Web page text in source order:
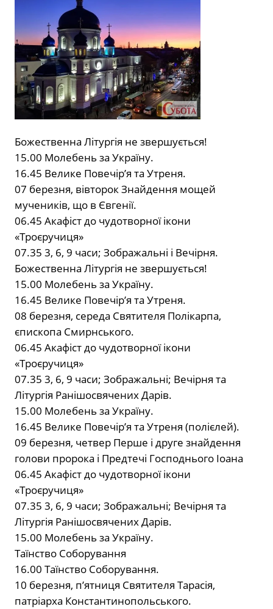
Божественна Літургія не звершується!
15.00 Молебень за Україну.
16.45 Велике Повечір’я та Утреня.
07 березня, вівторок Знайдення мощей
мучеників, що в Євгенії.
06.45 Акафіст до чудотворної ікони
«Троєручиця»
07.35 3, 6, 9 часи; Зображальні і Вечірня.
Божественна Літургія не звершується!
15.00 Молебень за Україну.
16.45 Велике Повечір’я та Утреня.
08 березня, середа Святителя Полікарпа,
єпископа Смирнського.
06.45 Акафіст до чудотворної ікони
«Троєручиця»
07.35 3, 6, 9 часи; Зображальні; Вечірня та
Літургія Ранішосвячених Дарів.
15.00 Молебень за Україну.
16.45 Велике Повечір’я та Утреня (полієлей).
09 березня, четвер Перше і друге знайдення
голови пророка і Предтечі Господнього Іоана
06.45 Акафіст до чудотворної ікони
«Троєручиця»
07.35 3, 6, 9 часи; Зображальні; Вечірня та
Літургія Ранішосвячених Дарів.
15.00 Молебень за Україну.
Таїнство Соборування
16.00 Таїнство Соборування.
10 березня, п’ятниця Святителя Тарасія,
патріарха Константинопольського.